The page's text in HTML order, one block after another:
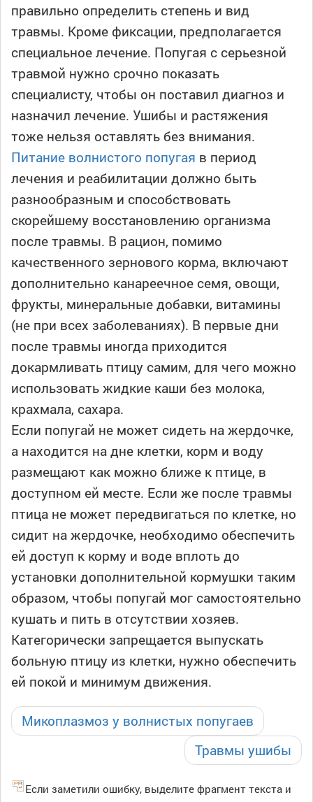
правильно определить степень и вид
травмы. Кроме фиксации, предполагается
специальное лечение. Попугая с серьезной
травмой нужно срочно показать
специалисту, чтобы он поставил диагноз и
назначил лечение. Ушибы и растяжения
тоже нельзя оставлять без внимания.
Питание волнистого попугая в период
лечения и реабилитации должно быть
разнообразным и способствовать
скорейшему восстановлению организма
после травмы. В рацион, помимо
качественного зернового корма, включают
дополнительно канареечное семя, овощи,
фрукты, минеральные добавки, витамины
(не при всех заболеваниях). В первые дни
после травмы иногда приходится
докармливать птицу самим, для чего можно
использовать жидкие каши без молока,
крахмала, сахара.
Если попугай не может сидеть на жердочке,
а находится на дне клетки, корм и воду
размещают как можно ближе к птице, в
доступном ей месте. Если же после травмы
птица не может передвигаться по клетке, но
сидит на жердочке, необходимо обеспечить
ей доступ к корму и воде вплоть до
установки дополнительной кормушки таким
образом, чтобы попугай мог самостоятельно
кушать и пить в отсутствии хозяев.
Категорически запрещается выпускать
больную птицу из клетки, нужно обеспечить
ей покой и минимум движения.
Микоплазмоз у волнистых попугаев
Травмы ушибы
Если заметили ошибку, выделите фрагмент текста и